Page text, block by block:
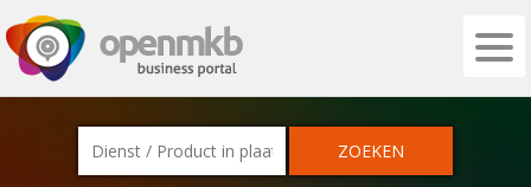
OPENMKB - DE ZAKELIJKE PORTAL